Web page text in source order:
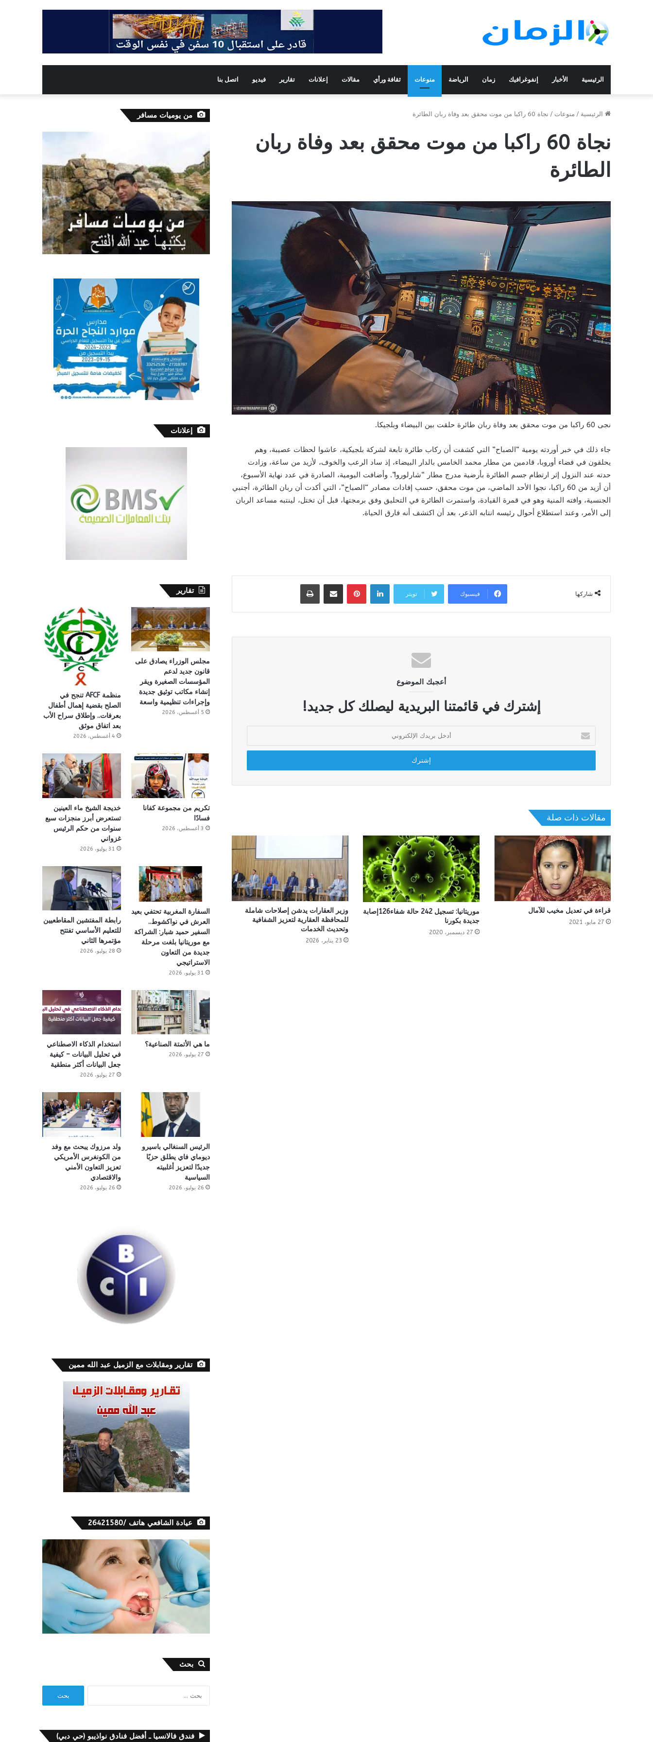
الرئيسية الأخبار إنفوغرافيك زمان الرياضة منوعات ثقافة ورأي مقالات إعلانات تقارير فيديو اتصل بنا
الرئيسية / منوعات / نجاة 60 راكبا من موت محقق بعد وفاة ربان الطائرة
نجاة 60 راكبا من موت محقق بعد وفاة ربان
الطائرة
نجى 60 راكبا من موت محقق بعد وفاة ربان طائرة حلقت بين البيضاء وبلجيكا.
جاء ذلك في خبر أوردته يومية “الصباح” التي كشفت أن ركاب طائرة تابعة لشركة بلجيكية، عاشوا لحظات عصيبة، وهم
يحلقون في فضاء أوروبا، قادمين من مطار محمد الخامس بالدار البيضاء، إذ ساد الرعب والخوف، لأزيد من ساعة، وزادت
حدته عند النزول إثر ارتطام جسم الطائرة بأرضية مدرج مطار “شارلوروا”. وأضافت اليومية، الصادرة في عدد نهاية الأسبوع،
أن أزيد من 60 راكبا، نجوا الأحد الماضي، من موت محقق، حسب إفادات مصادر “الصباح”، التي أكدت أن ربان الطائرة، أجنبي
الجنسية، وافته المنية وهو في قمرة القيادة، واستمرت الطائرة في التحليق وفق برمجتها، قبل أن تختل، لينتبه مساعد الربان
إلى الأمر، وعند استطلاع أحوال رئيسه انتابه الذعر، بعد أن اكتشف أنه فارق الحياة.
شاركها فيسبوك تويتر
لينكدإن بينتيريستمشاركة عبر البريد طباعة
أعجبك الموضوع
إشترك في قائمتنا البريدية ليصلك كل جديد!
بريدك
الإلكتروني
مقالات ذات صلة
قراءة في تعديل مخيب للآمال
27 مايو، 2021
موريتانيا: تسجيل 242 حالة شفاء126إصابة
جديدة بكورنا
27 ديسمبر، 2020
وزير العقارات يدشن إصلاحات شاملة
للمحافظة العقارية لتعزيز الشفافية
وتحديث الخدمات
23 يناير، 2026
من يوميات مسافر
إعلانات
تقارير
مجلس الوزراء يصادق على
قانون جديد لدعم
المؤسسات الصغيرة ويقر
إنشاء مكاتب توثيق جديدة
وإجراءات تنظيمية واسعة
5 أغسطس، 2026
منظمة AFCF تنجح في
الصلح بقضية إهمال أطفال
بعرفات.. وإطلاق سراح الأب
بعد اتفاق موثق
4 أغسطس، 2026
تكريم من مجموعة كفانا
فسادًا
3 أغسطس، 2026
خديجة الشيخ ماء العينين
تستعرض أبرز منجزات سبع
سنوات من حكم الرئيس
غزواني
31 يوليو، 2026
السفارة المغربية تحتفي بعيد
العرش في نواكشوط..
السفير حميد شبار: الشراكة
مع موريتانيا بلغت مرحلة
جديدة من التعاون
الاستراتيجي
31 يوليو، 2026
رابطة المفتشين المقاطعيين
للتعليم الأساسي تفتتح
مؤتمرها الثاني
28 يوليو، 2026
ما هي الأتمتة الصناعية؟
27 يوليو، 2026
استخدام الذكاء الاصطناعي
في تحليل البيانات – كيفية
جعل البيانات أكثر منطقية
27 يوليو، 2026
الرئيس السنغالي باسيرو
ديوماي فاي يطلق حزبًا
جديدًا لتعزيز أغلبيته
السياسية
26 يوليو، 2026
ولد مرزوك يبحث مع وفد
من الكونغرس الأمريكي
تعزيز التعاون الأمني
والاقتصادي
26 يوليو، 2026
تقارير ومقابلات مع الزميل عبد الله ممين
عيادة الشافعي هاتف /26421580
بحث
فندق فالانسيا ـ أفضل فنادق نواذيبو (حي دبي)